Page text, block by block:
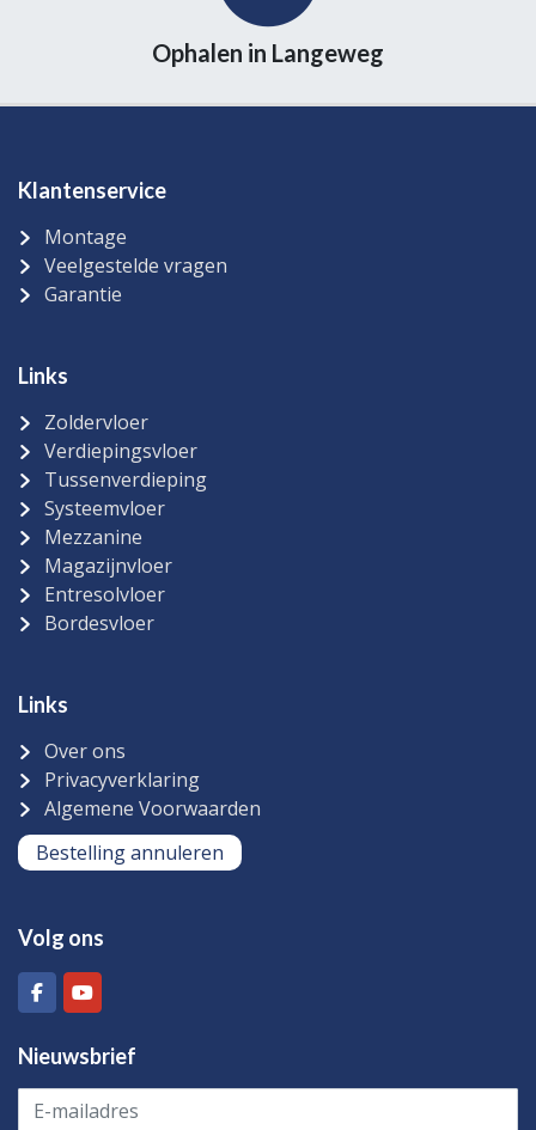
Ophalen in Langeweg
Klantenservice
Montage
Veelgestelde vragen
Garantie
Links
Zoldervloer
Verdiepingsvloer
Tussenverdieping
Systeemvloer
Mezzanine
Magazijnvloer
Entresolvloer
Bordesvloer
Links
Over ons
Privacyverklaring
Algemene Voorwaarden
Bestelling annuleren
Volg ons
Nieuwsbrief